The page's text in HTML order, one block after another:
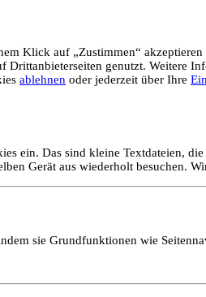
Klick auf „Zustimmen“
genutzt. Weitere
ablehnen oder jederzeit über Ihre
ein. Das sind kleine Textdateien,
Gerät aus wiederholt besuchen.
sie Grundfunktionen wie